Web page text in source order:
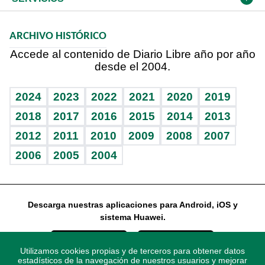
Vida y familia
Eñe
Celebrando la vida
Sin complejos
En pocas palabras
Escuchando al corazón
Economía Personal
Consulta Libre
BRV
TBT Deportivo
Más firmas
Hecho en casa
Guía del dinero
Cumpleaños
Horóscopos
ARCHIVO HISTÓRICO
Accede al contenido de Diario Libre año por año
desde el 2004.
2024 2023 2022 2021 2020
2019
2018
2017 2016 2015 2014
2013
2012
2011 2010 2009 2008
2007
2006
2005 2004
Descarga nuestras aplicaciones para Android, iOS y
sistema Huawei.
Utilizamos cookies propias y de terceros para obtener datos
estadísticos de la navegación de nuestros usuarios y mejorar